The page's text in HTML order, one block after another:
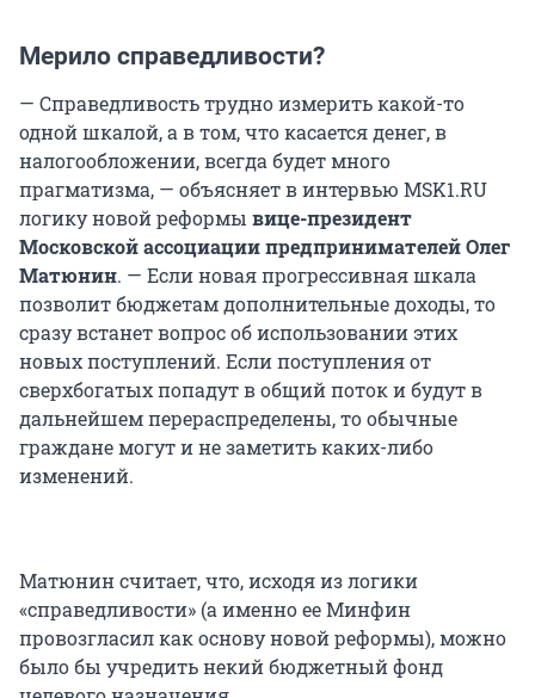
Мерило справедливости?
— Справедливость трудно измерить какой-то
одной шкалой, а в том, что касается денег, в
налогообложении, всегда будет много
прагматизма, — объясняет в интервью MSK1.RU
логику новой реформы вице-президент
Московской ассоциации предпринимателей Олег
Матюнин. — Если новая прогрессивная шкала
позволит бюджетам дополнительные доходы, то
сразу встанет вопрос об использовании этих
новых поступлений. Если поступления от
сверхбогатых попадут в общий поток и будут в
дальнейшем перераспределены, то обычные
граждане могут и не заметить каких-либо
изменений.
Матюнин считает, что, исходя из логики
«справедливости» (а именно ее Минфин
провозгласил как основу новой реформы), можно
было бы учредить некий бюджетный фонд